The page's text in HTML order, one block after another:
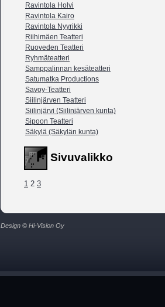
Ravintola Holvi
Ravintola Kairo
Ravintola Nyyrikki
Riihimäen Teatteri
Ruoveden Teatteri
Ryhmäteatteri
Samppalinnan kesäteatteri
Satumatka Productions
Savoy-Teatteri
Siilinjärven Teatteri
Siilinjärvi (Siilinjärven kunta)
Sipoon Teatteri
Säkylä (Säkylän kunta)
Sivuvalikko
1 2 3
Design © Hi-Vision Oy